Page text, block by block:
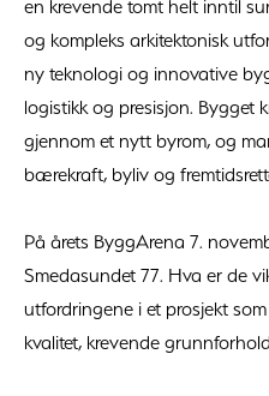
en krevende tomt helt inntil
og kompleks arkitektonisk
ny teknologi og innovative
logistikk og presisjon. Bygget
gjennom et nytt byrom, og
bærekraft, byliv og
På årets ByggArena 7.
Smedasundet 77. Hva er de
utfordringene i et prosjekt
kvalitet, krevende